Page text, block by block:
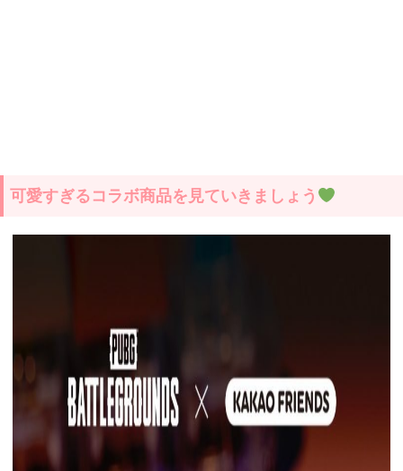
可愛すぎるコラボ商品を見ていきましょう